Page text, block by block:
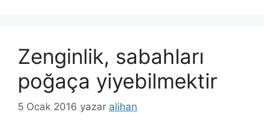
Zenginlik, sabahları
poğaça yiyebilmektir
5 Ocak 2016 yazar alihan